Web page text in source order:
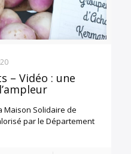
– Vidéo : une
Maison Solidaire de
par le Département